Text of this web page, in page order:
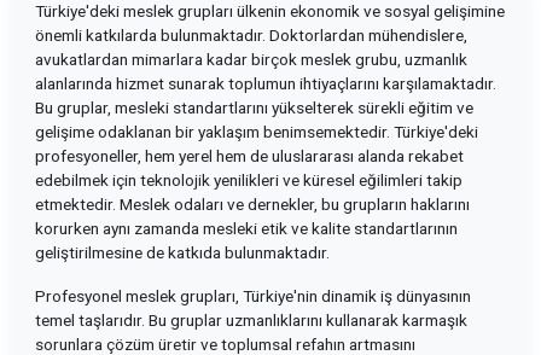
Türkiye'deki meslek grupları ülkenin ekonomik ve sosyal gelişimine
önemli katkılarda bulunmaktadır. Doktorlardan mühendislere,
avukatlardan mimarlara kadar birçok meslek grubu, uzmanlık
alanlarında hizmet sunarak toplumun ihtiyaçlarını karşılamaktadır.
Bu gruplar, mesleki standartlarını yükselterek sürekli eğitim ve
gelişime odaklanan bir yaklaşım benimsemektedir. Türkiye'deki
profesyoneller, hem yerel hem de uluslararası alanda rekabet
edebilmek için teknolojik yenilikleri ve küresel eğilimleri takip
etmektedir. Meslek odaları ve dernekler, bu grupların haklarını
korurken aynı zamanda mesleki etik ve kalite standartlarının
geliştirilmesine de katkıda bulunmaktadır.
Profesyonel meslek grupları, Türkiye'nin dinamik iş dünyasının
temel taşlarıdır. Bu gruplar uzmanlıklarını kullanarak karmaşık
sorunlara çözüm üretir ve toplumsal refahın artmasını